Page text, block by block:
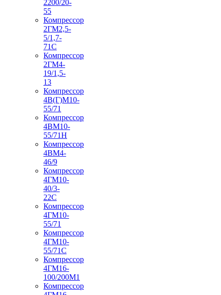
2200/20-
55
Компрессор
2ГМ2,5-
5/1,7-
71С
Компрессор
2ГМ4-
19/1,5-
13
Компрессор
4В(Г)М10-
55/71
Компрессор
4ВМ10-
55/71Н
Компрессор
4ВМ4-
46/9
Компрессор
4ГМ10-
40/3-
22С
Компрессор
4ГМ10-
55/71
Компрессор
4ГМ10-
55/71С
Компрессор
4ГМ16-
100/200М1
Компрессор